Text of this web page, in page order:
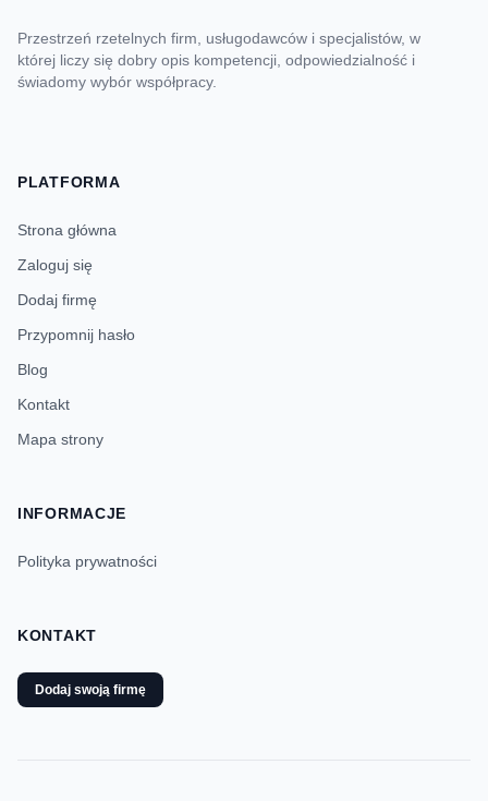
Przestrzeń rzetelnych firm, usługodawców i specjalistów, w
której liczy się dobry opis kompetencji, odpowiedzialność i
świadomy wybór współpracy.
PLATFORMA
Strona główna
Zaloguj się
Dodaj firmę
Przypomnij hasło
Blog
Kontakt
Mapa strony
INFORMACJE
Polityka prywatności
KONTAKT
Dodaj swoją firmę